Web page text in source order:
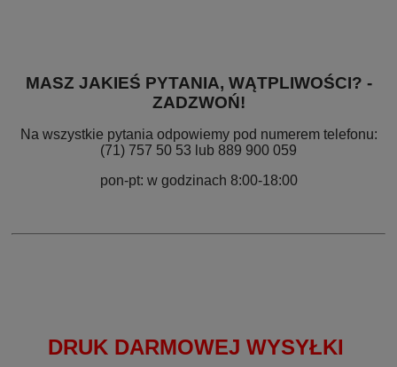
MASZ JAKIEŚ PYTANIA, WĄTPLIWOŚCI? -
ZADZWOŃ!
Na wszystkie pytania odpowiemy pod numerem telefonu:
(71) 757 50 53 lub 889 900 059
pon-pt: w godzinach 8:00-18:00
DRUK DARMOWEJ WYSYŁKI